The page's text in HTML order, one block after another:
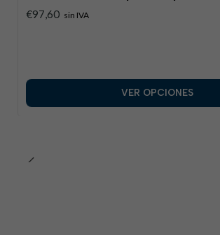
€97,60 sin IVA
VER OPCIONES